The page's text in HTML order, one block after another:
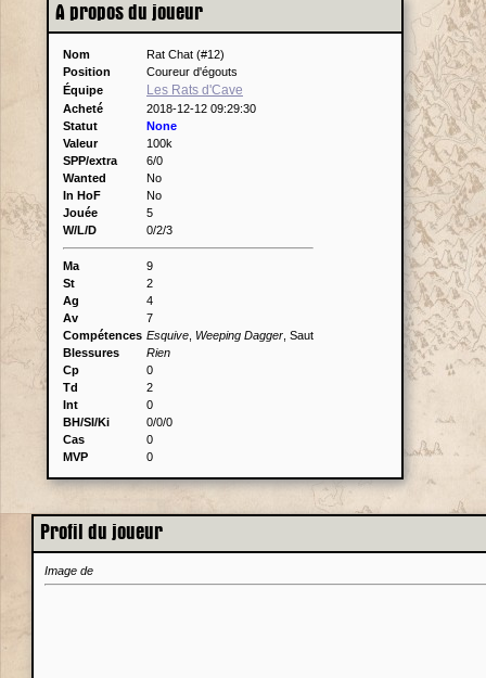
A propos du joueur
Nom
Rat Chat (#12)
Position
Coureur d'égouts
Équipe
Les Rats d'Cave
Acheté
2018-12-12 09:29:30
Statut
None
Valeur
100k
SPP/extra
6/0
Wanted
No
In HoF
No
Jouée
5
W/L/D
0/2/3
Ma
9
St
2
Ag
4
Av
7
Compétences Esquive Weeping Dagger , Saut
Blessures
Rien
Cp
0
Td
2
Int
0
BH/SI/Ki
0/0/0
Cas
0
MVP
0
Profil du joueur
Image de